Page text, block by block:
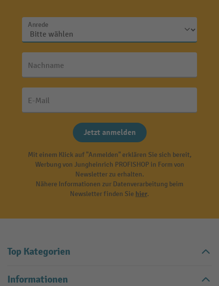
Anrede
Nachname
E-Mail
Jetzt anmelden
Mit einem Klick auf "Anmelden" erklären Sie sich bereit,
Werbung von Jungheinrich PROFISHOP in Form von
Newsletter zu erhalten.
Nähere Informationen zur Datenverarbeitung beim
Newsletter finden Sie hier.
Top Kategorien
Informationen